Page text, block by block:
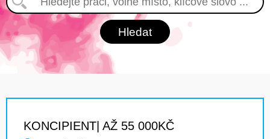
KONCIPIENT| AŽ 55 000KČ